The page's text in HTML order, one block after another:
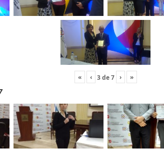
« ‹ 3de7 › »